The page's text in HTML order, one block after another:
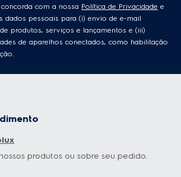
com a nossa Política de Privacidade e
dados pessoais para (i) envio de e-mail
produtos, serviços e lançamentos e (iii)
de aparelhos conectados, como habilitação
produtos ou sobre seu pedido.